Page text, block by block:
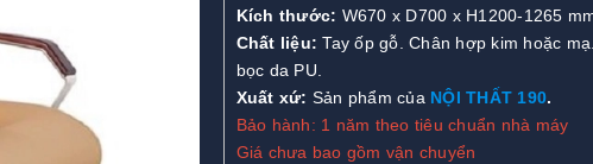
Kích thước: W670 x D700 x H1200-1265
Chất liệu: Tay ốp gỗ. Chân hợp kim hoặc
bọc da PU.
Xuất xứ: Sản phẩm của NỘI THẤT 190.
Bảo hành: 1 năm theo tiêu chuẩn nhà máy
Giá chưa bao gồm vận chuyển